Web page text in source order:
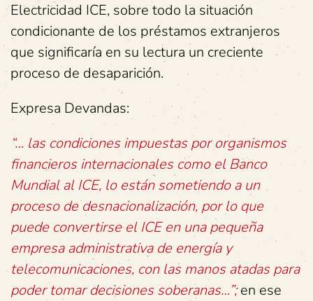
Electricidad ICE, sobre todo la situación
condicionante de los préstamos extranjeros
que significaría en su lectura un creciente
proceso de desaparición.
Expresa Devandas:
“… las condiciones impuestas por organismos
financieros internacionales como el Banco
Mundial al ICE, lo están sometiendo a un
proceso de desnacionalización, por lo que
puede convertirse el ICE en una pequeña
empresa administrativa de energía y
telecomunicaciones, con las manos atadas para
poder tomar decisiones soberanas…”;en ese